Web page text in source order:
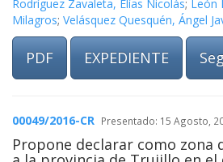
Rodríguez Zavaleta, Elías Nicolás; León
Milagros; Velásquez Quesquén, Ángel
PDF EXPEDIENTE
00049/2016-CR Presentado: 15 Agosto,
Propone declarar como zona